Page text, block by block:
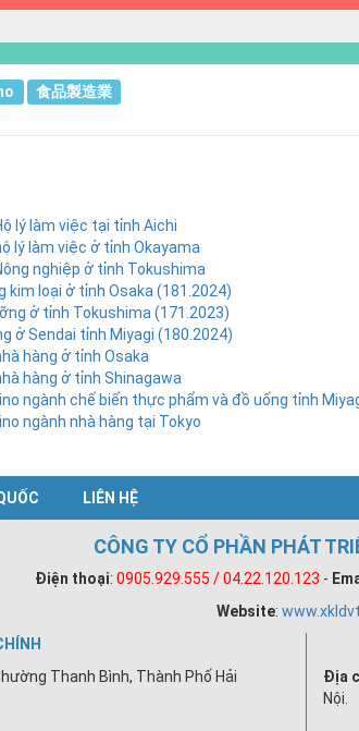
食品製造業
lý làm việc tại tỉnh Aichi
lý làm việc ở tỉnh Okayama
nghiệp ở tỉnh Tokushima
kim loại ở tỉnh Osaka (181.2024)
ở tỉnh Tokushima (171.2023)
ở Sendai tỉnh Miyagi (180.2024)
hàng ở tỉnh Osaka
hàng ở tỉnh Shinagawa
ngành chế biến thực phẩm và đồ uống tỉnh
ngành nhà hàng tại Tokyo
LIÊN HỆ
CÔNG TY CỔ PHẦN PHÁT
Điện thoại: 0905.929.555 / 04.22.120.123 -
Website:
Thanh Bình, Thành Phố Hải
Địa
Nội.